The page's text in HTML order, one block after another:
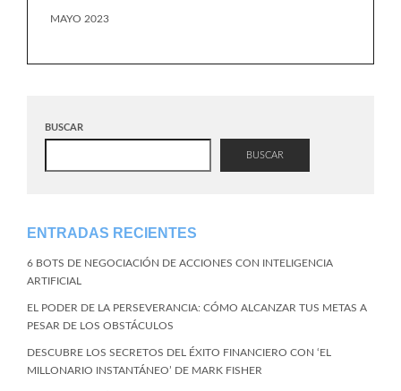
MAYO 2023
BUSCAR
BUSCAR
ENTRADAS RECIENTES
6 BOTS DE NEGOCIACIÓN DE ACCIONES CON INTELIGENCIA
ARTIFICIAL
EL PODER DE LA PERSEVERANCIA: CÓMO ALCANZAR TUS METAS A
PESAR DE LOS OBSTÁCULOS
DESCUBRE LOS SECRETOS DEL ÉXITO FINANCIERO CON ‘EL
MILLONARIO INSTANTÁNEO’ DE MARK FISHER